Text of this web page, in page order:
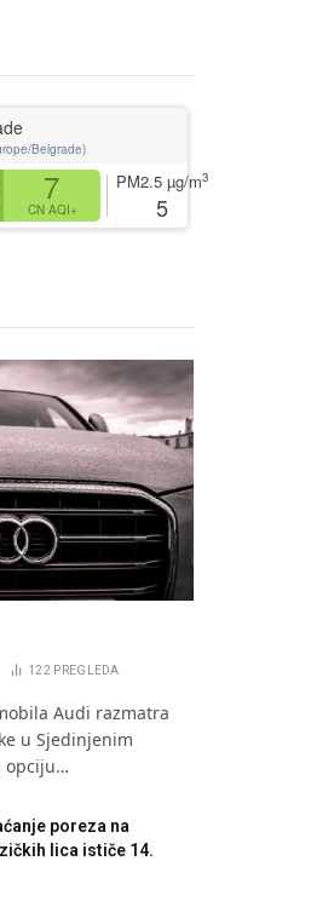
Belgrade)
7
CN AQI+
PM2.5 µg/m3
5
122 PREGLEDA
Audi razmatra
u Sjedinjenim
opciju…
poreza na
lica ističe 14.